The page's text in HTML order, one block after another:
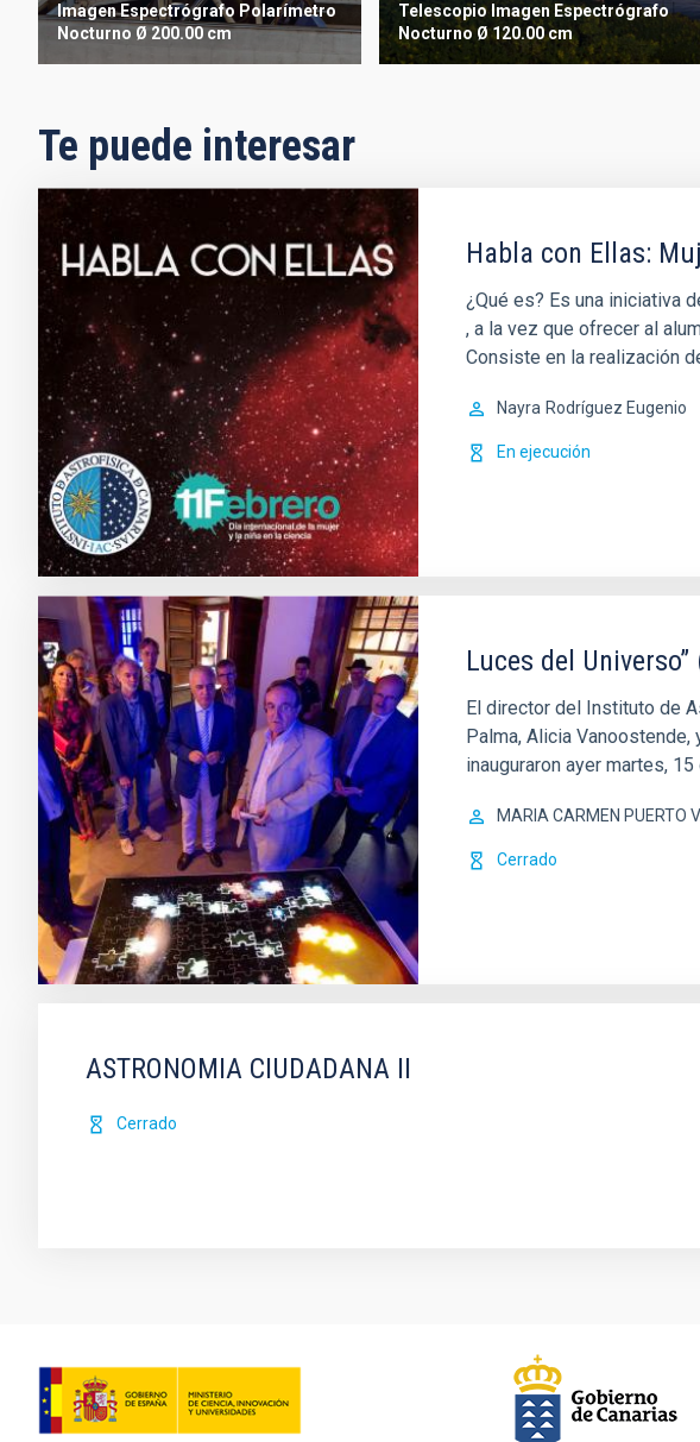
ImagenEspectrógrafo Polarímetro
Nocturno Ø 200.00 cm
Telescopio Imagen Espectrógrafo
Nocturno Ø 120.00 cm
Te puede interesar
Habla con Ellas:
¿Qué es? Es una iniciativa
, a la vez que ofrecer al
Consiste en la realización
Nayra Rodríguez Eugenio
En ejecución
Luces del
El director del Instituto de
Palma, Alicia
inauguraron ayer martes,
MARIA CARMEN PUERTO
Cerrado
ASTRONOMIA CIUDADANA II
Cerrado